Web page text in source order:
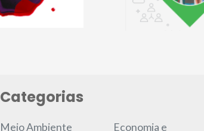
Categorias
Meio Ambiente
Economia e